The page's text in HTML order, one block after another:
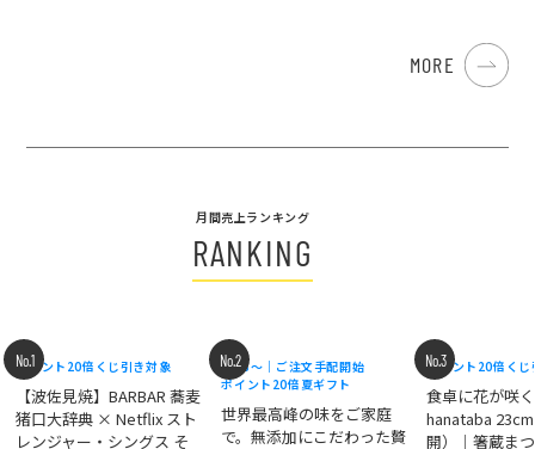
MORE
月間売上ランキング
RANKING
No.1
ポイント20倍 くじ引き対象
【波佐見焼】BARBAR 蕎麦
猪口大辞典 × Netflix スト
レンジャー・シングス そ
No.2
8/18〜｜ご注文手配開始
ポイント20倍 夏ギフト
世界最高峰の味をご家庭
で。無添加にこだわった贅
No.3
ポイント20倍 く
食卓に花が咲
hanataba
開）｜箸蔵ま